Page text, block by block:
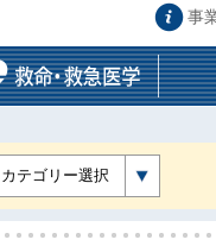
事
カテゴリー選択